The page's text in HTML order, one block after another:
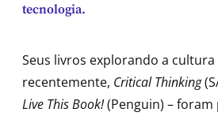
tecnologia.
Seus livros explorando a cultura
recentemente, Critical Thinking
Live This Book!(Penguin) – foram